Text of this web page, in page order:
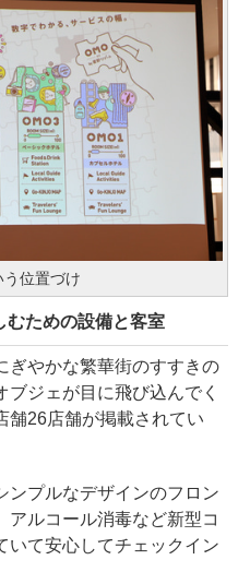
位置づけ
むための設備と客室
やかな繁華街のすすきの
ジェが目に飛び込んでく
舗26店舗が掲載されてい
プルなデザインのフロン
アルコール消毒など新型コ
いて安心してチェックイン